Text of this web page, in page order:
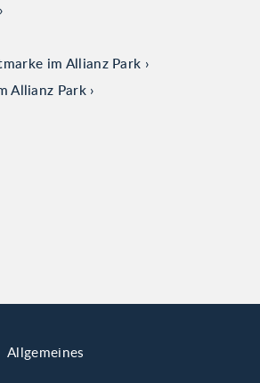
im Allianz Park
Allianz Park
Allgemeines